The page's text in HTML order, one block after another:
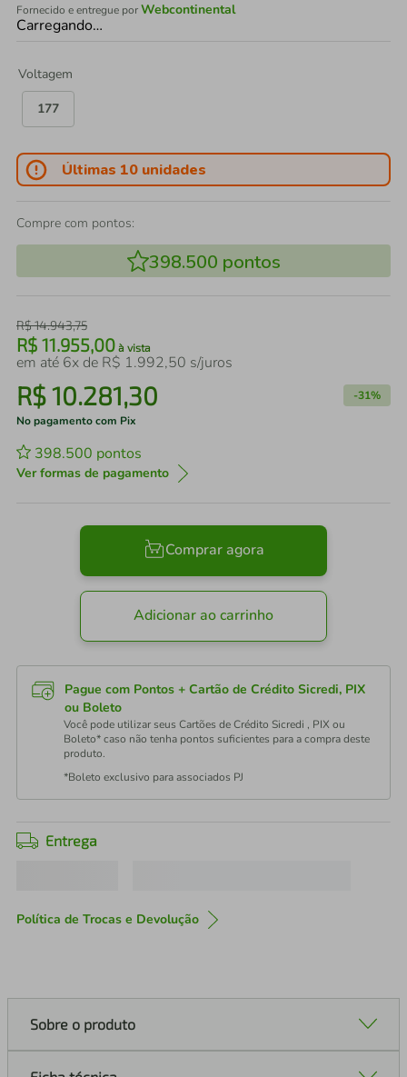
Fornecido e entregue porWebcontinental
Carregando…
Voltagem
177
Últimas 10 unidades
Compre com pontos:
398.500 pontos
R$14.943,75
R$ 11.955,00 à vista
em até 6x de R$ 1.992,50 s/juros
R$10.281,30 -31%
No pagamento com Pix
398.500 pontos
Ver formas de pagamento
Comprar agora
Adicionar ao carrinho
Pague com Pontos + Cartão de Crédito Sicredi, PIX
ou Boleto
Você pode utilizar seus Cartões de Crédito Sicredi , PIX ou
Boleto* caso não tenha pontos suficientes para a compra deste
produto.
*Boleto exclusivo para associados PJ
Entrega
Política de Trocas e Devolução
Sobre o produto